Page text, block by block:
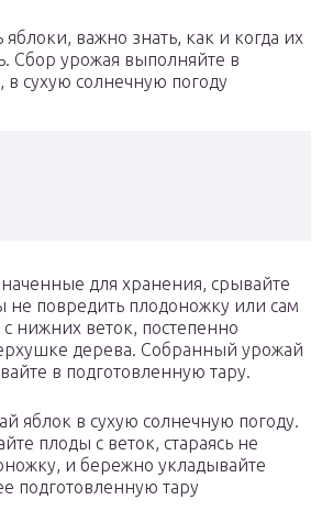
важно знать, как и когда их
Сбор урожая выполняйте в
сухую солнечную погоду
для хранения, срывайте
не повредить плодоножку или сам
нижних веток, постепенно
дерева. Собранный урожай
в подготовленную тару.
яблок в сухую солнечную погоду.
плоды с веток, стараясь не
и бережно укладывайте
подготовленную тару